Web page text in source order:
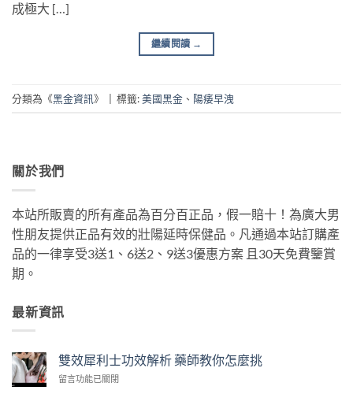
成極大 […]
繼續閱讀 →
分類為《黑金資訊》 | 標籤:美國黑金 、 陽痿早洩
關於我們
本站所販賣的所有產品為百分百正品，假一賠十！為廣大男
性朋友提供正品有效的壯陽延時保健品。凡通過本站訂購產
品的一律享受3送1、6送2、9送3優惠方案 且30天免費鑒賞
期。
最新資訊
雙效犀利士功效解析 藥師教你怎麼挑
在
留言功能已關閉